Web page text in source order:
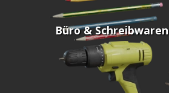
Büro & Schreibwaren